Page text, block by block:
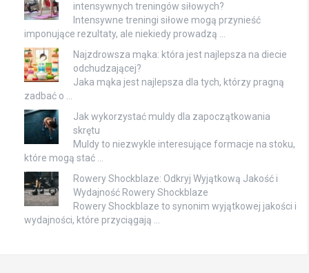
intensywnych treningów siłowych?
Intensywne treningi siłowe mogą przynieść
imponujące rezultaty, ale niekiedy prowadzą …
Najzdrowsza mąka: która jest najlepsza na diecie
odchudzającej?
Jaka mąka jest najlepsza dla tych, którzy pragną
zadbać o …
Jak wykorzystać muldy dla zapoczątkowania
skrętu
Muldy to niezwykle interesujące formacje na stoku,
które mogą stać …
Rowery Shockblaze: Odkryj Wyjątkową Jakość i
Wydajność Rowery Shockblaze
Rowery Shockblaze to synonim wyjątkowej jakości i
wydajności, które przyciągają …